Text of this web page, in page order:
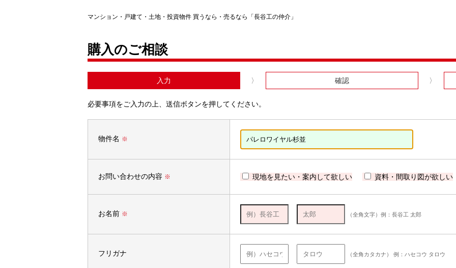
マンション・戸建て・土地・投資物件 買うなら・売るなら「長谷工の仲介」
購入のご相談
入力 確認
必要事項をご入力の上、送信ボタンを押してください。
物件名 ※
お問い合わせの内容 ※ 現地を見たい・案内して欲しい 資料・間取り図が欲しい
お名前 ※ （全角文字）例：長谷工 太郎
フリガナ （全角カタカナ） 例：ハセコウ タロウ